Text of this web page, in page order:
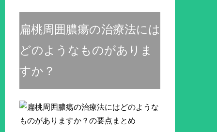
扁桃周囲膿瘍の治療法には
どのようなものがありま
すか？